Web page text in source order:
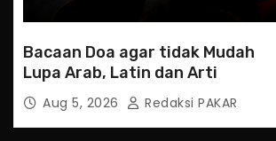
Bacaan Doa agar tidak Mudah
Lupa Arab, Latin dan Arti
Aug 5, 2026 Redaksi PAKAR